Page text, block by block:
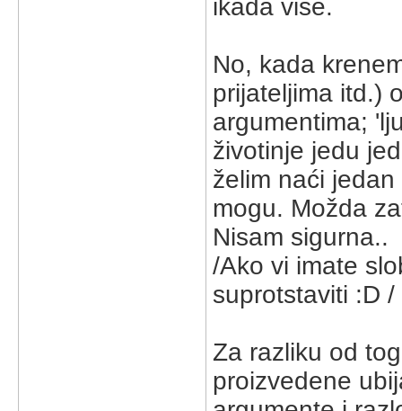
ikada više.
No, kada
prijateljima itd.)
argumentima;
životinje jedu
želim naći
mogu. Možda
Nisam sigurna..
/Ako vi imate
suprotstaviti :D /
Za razliku od
proizvedene